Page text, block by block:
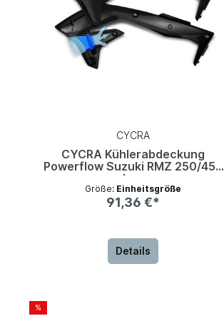
CYCRA
CYCRA Kühlerabdeckung
Powerflow Suzuki RMZ 250/450
schwarz
Größe: Einheitsgröße
91,36 €*
Details
%